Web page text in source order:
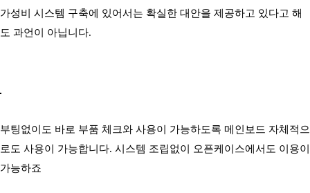
가성비 시스템 구축에 있어서는 확실한 대안을 제공하고 있다고 해
도 과언이 아닙니다.
부팅없이도 바로 부품 체크와 사용이 가능하도록 메인보드 자체적으
로도 사용이 가능합니다. 시스템 조립없이 오픈케이스에서도 이용이
가능하죠